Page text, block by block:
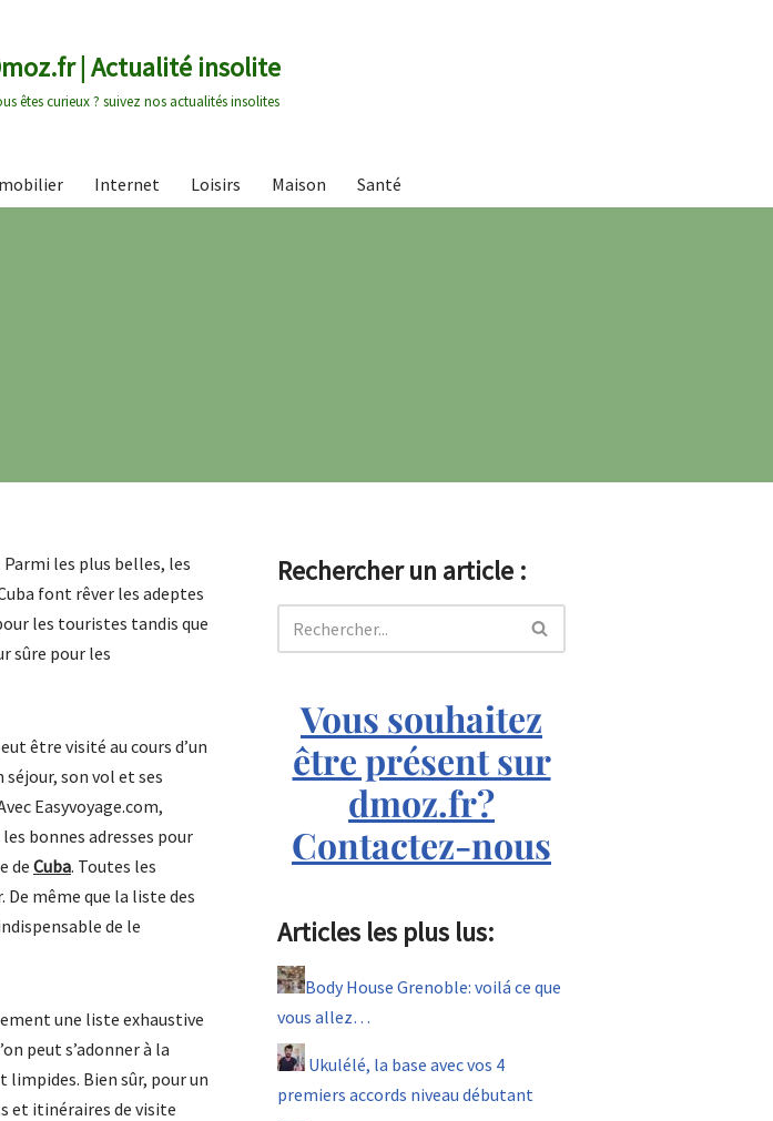
| Actualité insolite
êtes curieux ? suivez nos actualités insolites
Internet Loisirs Maison Santé
les plus belles, les
font rêver les adeptes
les touristes tandis que
sûre pour les
être visité au cours d’un
son vol et ses
Easyvoyage.com,
bonnes adresses pour
de Cuba. Toutes les
même que la liste des
de le
une liste exhaustive
peut s’adonner à la
limpides. Bien sûr, pour un
et itinéraires de visite
Rechercher un article :
Vous souhaitez
être présent sur
dmoz.fr?
Contactez-nous
Articles les plus lus:
Body House Grenoble: voilá ce que
vous allez…
Ukulélé, la base avec vos 4
premiers accords niveau débutant